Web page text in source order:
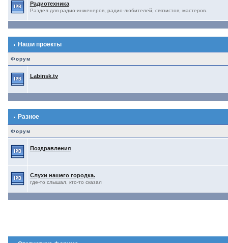
Радиотехника
Раздел для радио-инженеров, радио-любителей, связистов, мастеров.
Наши проекты
Форум
Labinsk.tv
Разное
Форум
Поздравления
Слухи нашего городка.
где-то слышал, кто-то сказал